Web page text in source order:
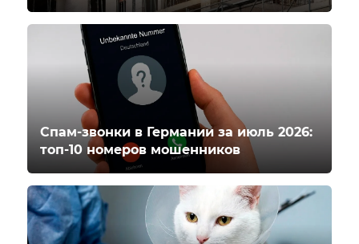
Спам-звонки в Германии за июль 2026:
топ-10 номеров мошенников